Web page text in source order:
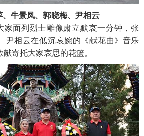
、牛景凤、郭晓梅、尹相云
家面列烈士雕像肃立默哀一分钟，张
尹相云在低沉哀婉的《献花曲》音乐
寄托大家哀思的花篮。